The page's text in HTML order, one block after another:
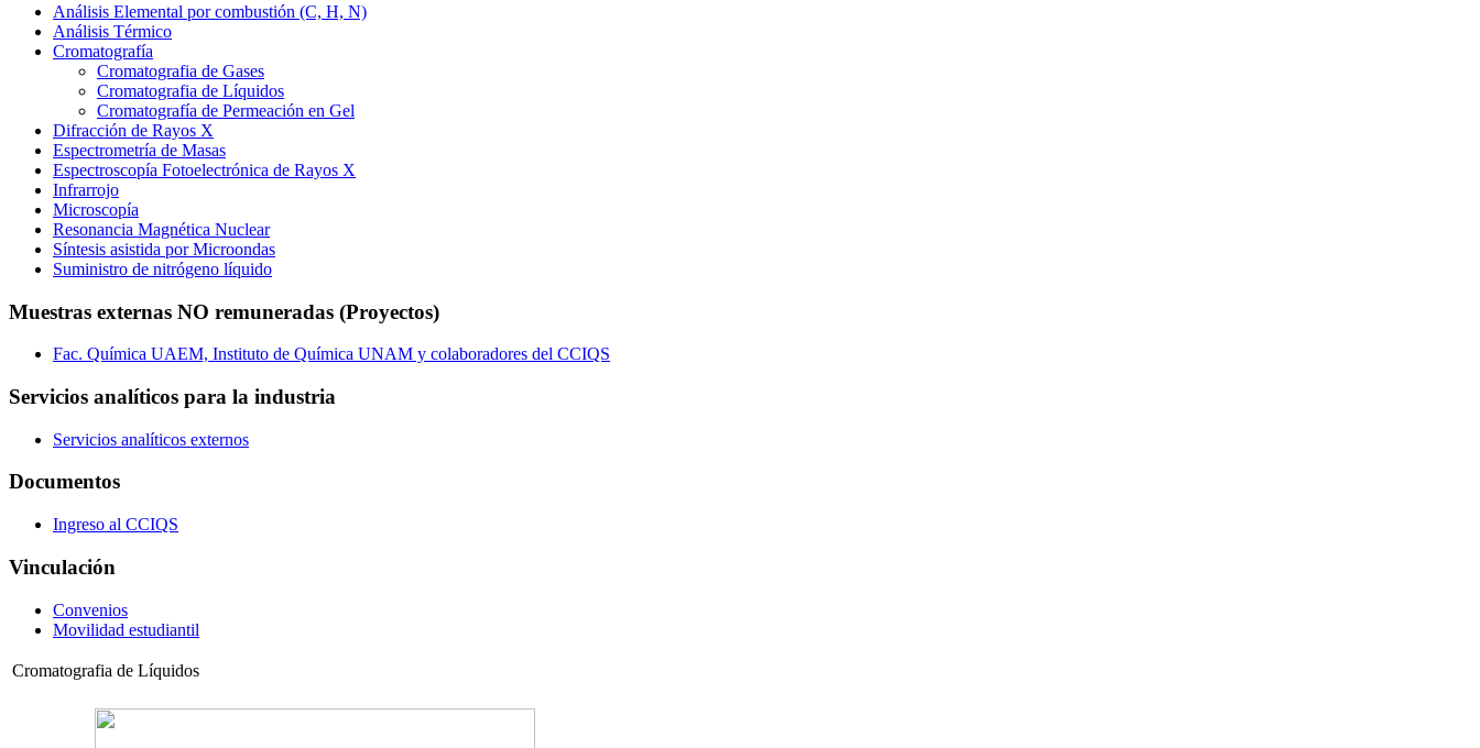
Análisis Elemental por combustión (C, H, N)
Análisis Térmico
Cromatografía
Cromatografia de Gases
Cromatografia de Líquidos
Cromatografía de Permeación en Gel
Difracción de Rayos X
Espectrometría de Masas
Espectroscopía Fotoelectrónica de Rayos X
Infrarrojo
Microscopía
Resonancia Magnética Nuclear
Síntesis asistida por Microondas
Suministro de nitrógeno líquido
Muestras externas NO remuneradas (Proyectos)
Fac. Química UAEM, Instituto de Química UNAM y colaboradores del CCIQS
Servicios analíticos para la industria
Servicios analíticos externos
Documentos
Ingreso al CCIQS
Vinculación
Convenios
Movilidad estudiantil
Cromatografia de Líquidos